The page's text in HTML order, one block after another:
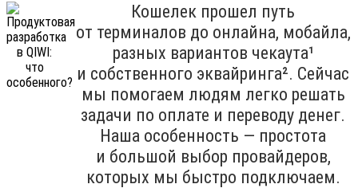
Кошелек прошел путь
от терминалов до онлайна, мобайла,
разных вариантов чекаута¹
и собственного эквайринга². Сейчас
мы помогаем людям легко решать
задачи по оплате и переводу денег.
Наша особенность — простота
и большой выбор провайдеров,
которых мы быстро подключаем.